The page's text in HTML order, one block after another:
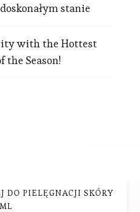
stanie
with the Hottest
the Season!
DO PIELĘGNACJI SKÓRY